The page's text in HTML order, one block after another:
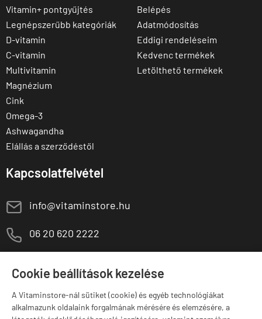
Cookie beállítások kezelése
A Vitaminstore-nál sütiket (cookie) és egyéb technológiákat
alkalmazunk oldalaink forgalmának mérésére és elemzésére, a
Vitamin+ pontgyűjtés
Legnépszerűbb kategóriák
D-vitamin
C-vitamin
Multivitamin
Magnézium
Cink
Omega-3
Ashwagandha
Elállás a szerződéstől
Belépés
Adatmódosítás
Eddigi rendeléseim
Kedvenc termékek
Letölthető termékek
Kapcsolatfelvétel
E info@vitaminstore.hu
M 06 20 620 2222
Szugló u. 83-85.
Márkák